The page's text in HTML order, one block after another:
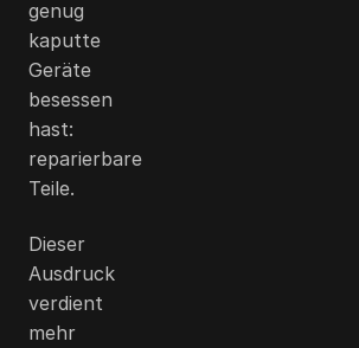
genug
kaputte
Geräte
besessen
hast:
reparierbare
Teile.
Dieser
Ausdruck
verdient
mehr